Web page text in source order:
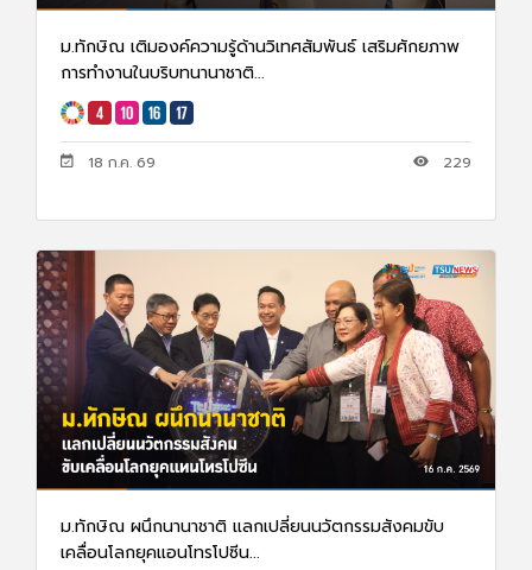
ม.ทักษิณ เติมองค์ความรู้ด้านวิเทศสัมพันธ์ เสริมศักยภาพ
การทำงานในบริบทนานาชาติ...
18 ก.ค. 69 229
ม.ทักษิณ ผนึกนานาชาติ แลกเปลี่ยนนวัตกรรมสังคมขับ
เคลื่อนโลกยุคแอนโทรโปซีน...